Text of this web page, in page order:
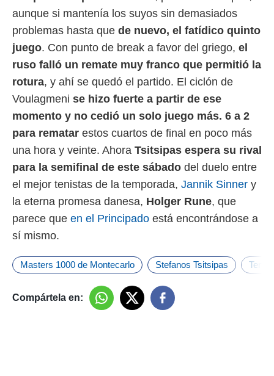
e
mediante
de
1199
aunque si mantenía los suyos sin demasiados
problemas hasta que de nuevo, el fatídico quinto
juego. Con punto de break a favor del griego, el
ruso falló un remate muy franco que permitió la
rotura, y ahí se quedó el partido. El ciclón de
Voulagmeni se hizo fuerte a partir de ese
momento y no cedió un solo juego más. 6 a 2
para rematar estos cuartos de final en poco más
una hora y veinte. Ahora Tsitsipas espera su rival
para la semifinal de este sábado del duelo entre
el mejor tenistas de la temporada, Jannik Sinner y
la eterna promesa danesa, Holger Rune, que
parece que en el Principado está encontrándose a
sí mismo.
Masters 1000 de Montecarlo Stefanos Tsitsipas Tenis
Compártela en: